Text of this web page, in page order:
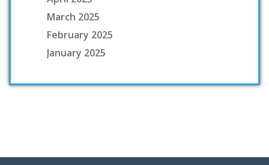
March 2025
February 2025
January 2025